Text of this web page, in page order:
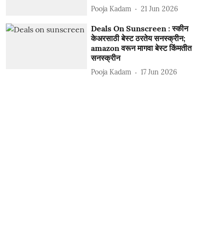
Pooja Kadam 21 Jun 2026
Deals On Sunscreen : स्कीन
केअरसाठी बेस्ट ठरतेय सनस्क्रीन;
amazon वरून मागवा बेस्ट किंमतीत
सनस्क्रीन
Pooja Kadam 17 Jun 2026